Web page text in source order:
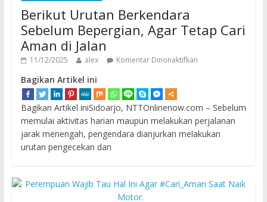
Berikut Urutan Berkendara
Sebelum Bepergian, Agar Tetap Cari
Aman di Jalan
11/12/2025 alex Komentar Dinonaktifkan
Bagikan Artikel ini
Bagikan Artikel iniSidoarjo, NTTOnlinenow.com – Sebelum
memulai aktivitas harian maupun melakukan perjalanan
jarak menengah, pengendara dianjurkan melakukan
urutan pengecekan dan